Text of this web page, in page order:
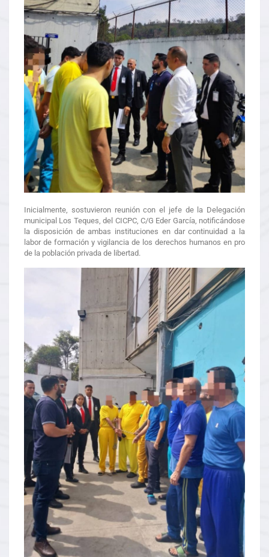
Inicialmente, sostuvieron reunión con el jefe de la Delegación
municipal Los Teques, del CICPC, C/G Eder García, notificándose
la disposición de ambas instituciones en dar continuidad a la
labor de formación y vigilancia de los derechos humanos en pro
de la población privada de libertad.